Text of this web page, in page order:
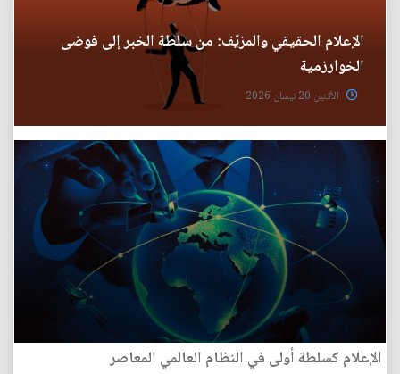
الإعلام الحقيقي والمزيّف: من سلطة الخبر إلى فوضى
الخوارزمية
الأثنين 20 نيسان 2026
الإعلام كسلطة أولى في النظام العالمي المعاصر